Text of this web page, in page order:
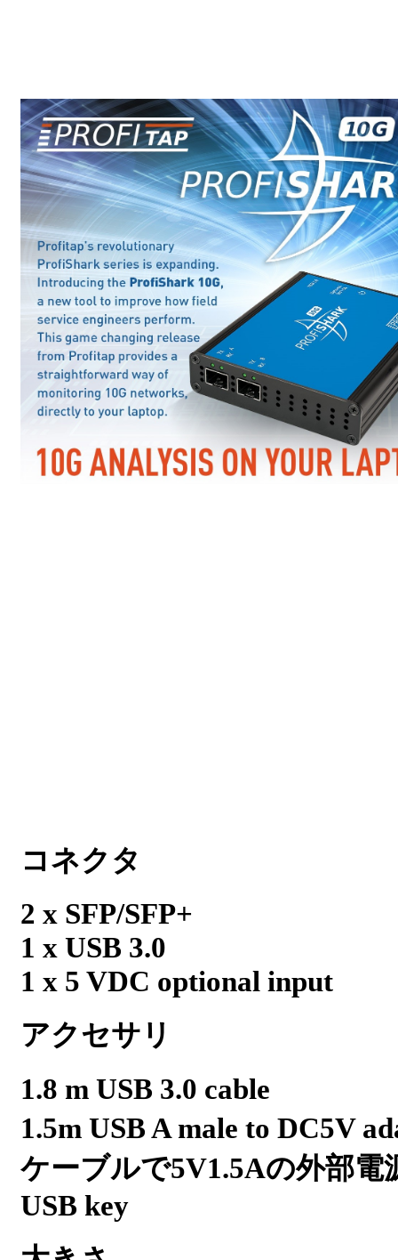
コネクタ
2 x SFP/SFP+
1 x USB 3.0
1 x 5 VDC optional input
アクセサリ
1.8 m USB 3.0 cable
1.5m USB A male to DC5V
ケーブルで5V1.5Aの外部電
USB key